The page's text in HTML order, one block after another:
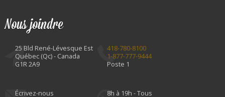
Nous joindre
25 Bld René-Lévesque Est
Québec (Qc) - Canada
G1R 2A9
418-780-8100
1-877-777-9444
Poste 1
Écrivez-nous 8h à 19h - Tous